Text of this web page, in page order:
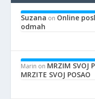
Suzana on Online
odmah
Marin on MRZIM SVOJ
MRZITE SVOJ POSAO